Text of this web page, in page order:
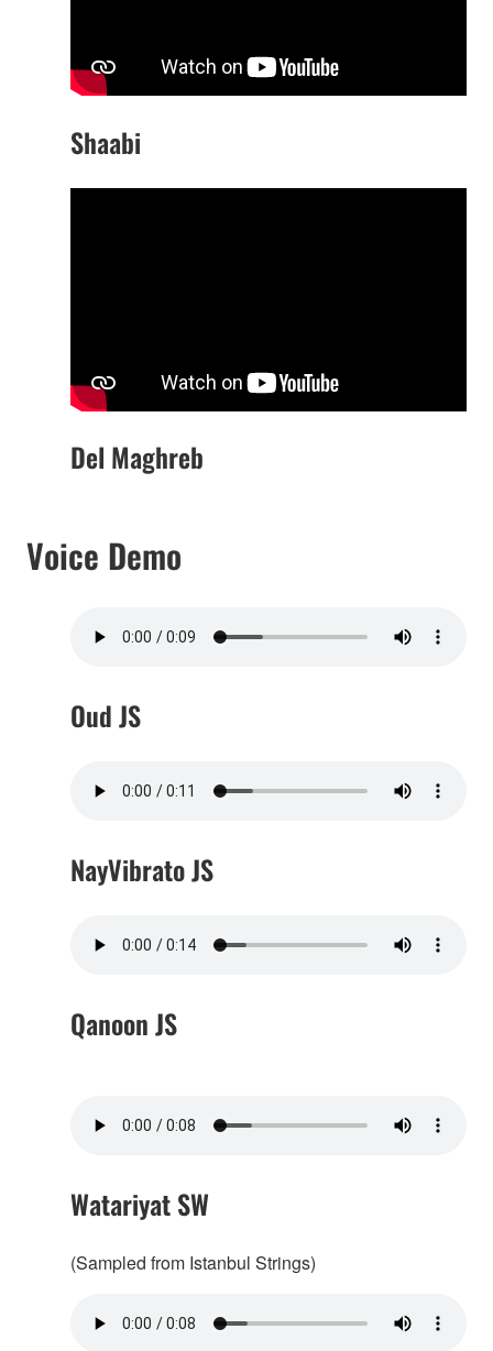
Shaabi
Del Maghreb
Voice Demo
Oud JS
NayVibrato JS
Qanoon JS
Watariyat SW
(Sampled from Istanbul Strings)